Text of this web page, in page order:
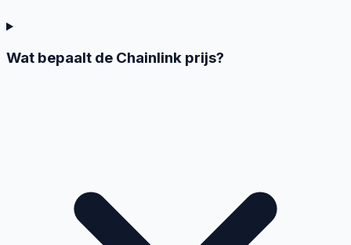
Wat bepaalt de Chainlink prijs?